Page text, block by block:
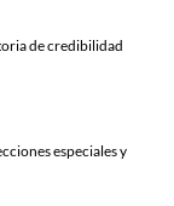
de credibilidad
especiales y